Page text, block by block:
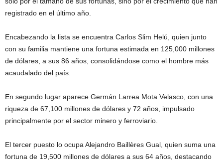
registrado en el último año.
Encabezando la lista se encuentra Carlos Slim Helú, quien junto
con su familia mantiene una fortuna estimada en 125,000 millones
de dólares, a sus 86 años, consolidándose como el hombre más
acaudalado del país.
En segundo lugar aparece Germán Larrea Mota Velasco, con una
riqueza de 67,100 millones de dólares y 72 años, impulsado
principalmente por el sector minero y ferroviario.
El tercer puesto lo ocupa Alejandro Baillères Gual, quien suma una
fortuna de 19,500 millones de dólares a sus 64 años, destacando